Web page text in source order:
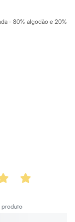
- 80% algodão e 20%
produto